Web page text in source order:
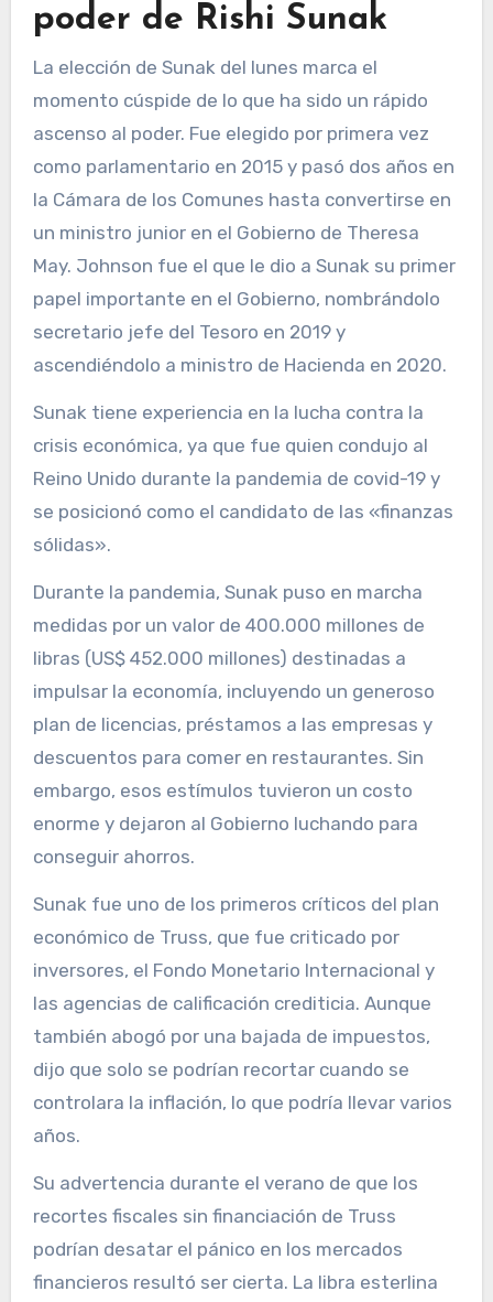
poder de Rishi Sunak
La elección de Sunak del lunes marca el
momento cúspide de lo que ha sido un rápido
ascenso al poder. Fue elegido por primera vez
como parlamentario en 2015 y pasó dos años en
la Cámara de los Comunes hasta convertirse en
un ministro junior en el Gobierno de Theresa
May. Johnson fue el que le dio a Sunak su primer
papel importante en el Gobierno, nombrándolo
secretario jefe del Tesoro en 2019 y
ascendiéndolo a ministro de Hacienda en 2020.
Sunak tiene experiencia en la lucha contra la
crisis económica, ya que fue quien condujo al
Reino Unido durante la pandemia de covid-19 y
se posicionó como el candidato de las «finanzas
sólidas».
Durante la pandemia, Sunak puso en marcha
medidas por un valor de 400.000 millones de
libras (US$ 452.000 millones) destinadas a
impulsar la economía, incluyendo un generoso
plan de licencias, préstamos a las empresas y
descuentos para comer en restaurantes. Sin
embargo, esos estímulos tuvieron un costo
enorme y dejaron al Gobierno luchando para
conseguir ahorros.
Sunak fue uno de los primeros críticos del plan
económico de Truss, que fue criticado por
inversores, el Fondo Monetario Internacional y
las agencias de calificación crediticia. Aunque
también abogó por una bajada de impuestos,
dijo que solo se podrían recortar cuando se
controlara la inflación, lo que podría llevar varios
años.
Su advertencia durante el verano de que los
recortes fiscales sin financiación de Truss
podrían desatar el pánico en los mercados
financieros resultó ser cierta. La libra esterlina